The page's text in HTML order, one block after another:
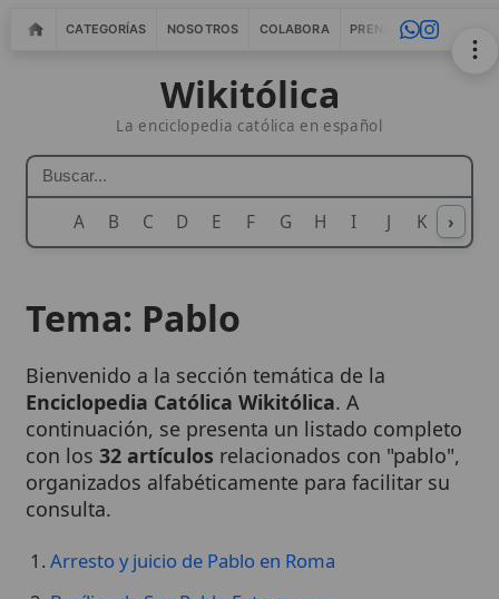
CATEGORÍAS NOSOTROS COLABORA PRENSA WEBMASTERS
Wikitólica
La enciclopedia católica en español
A B C D E F G H I J K L M
›
Enciclopedia Católica Wikitólica. A
continuación, se presenta un listado completo
con los32 artículosrelacionados con "pablo",
organizados alfabéticamente para facilitar su
consulta.
Arresto y juicio de Pablo en Roma